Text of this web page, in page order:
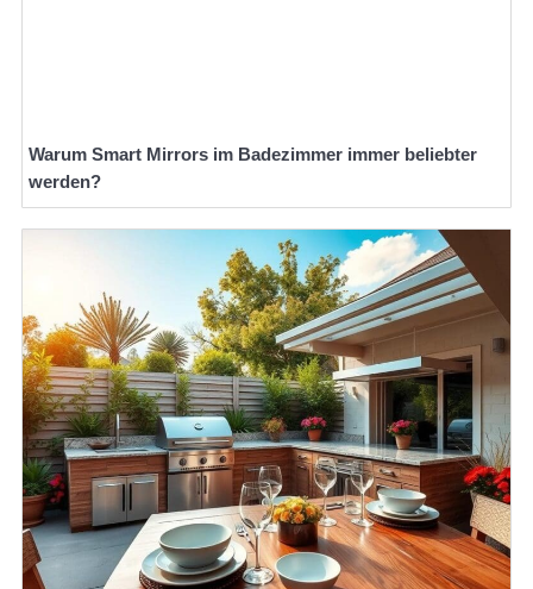
Warum Smart Mirrors im Badezimmer immer beliebter
werden?